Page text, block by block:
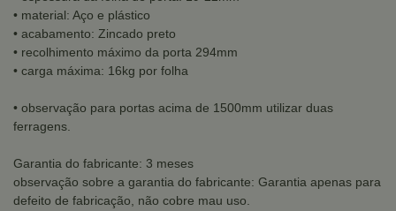
• material: Aço e plástico
• acabamento: Zincado preto
• recolhimento máximo da porta 294mm
• carga máxima: 16kg por folha
• observação para portas acima de 1500mm utilizar duas
ferragens.
Garantia do fabricante: 3 meses
observação sobre a garantia do fabricante: Garantia apenas para
defeito de fabricação, não cobre mau uso.